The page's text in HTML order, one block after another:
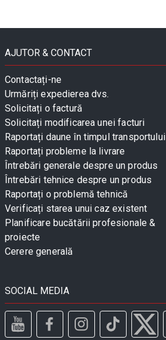
AJUTOR & CONTACT
Contactați-ne
Urmăriți expedierea dvs.
Solicitați o factură
Solicitați modificarea unei facturi
Raportați daune în timpul transportului
Raportați probleme la livrare
Întrebări generale despre un produs
Întrebări tehnice despre un produs
Raportați o problemă tehnică
Verificați starea unui caz existent
Planificare bucătării profesionale &
proiecte
Cerere generală
SOCIAL MEDIA